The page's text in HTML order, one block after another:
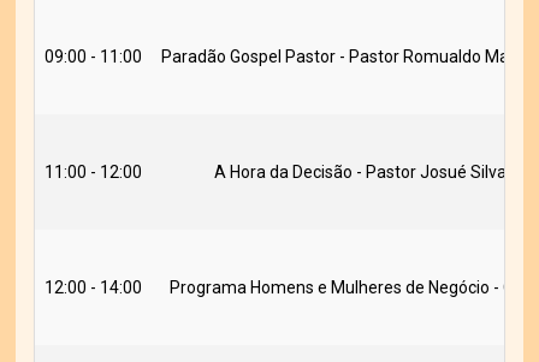
09:00 - 11:00 Paradão Gospel Pastor - Pastor Romualdo
11:00 - 12:00 A Hora da Decisão - Pastor Josué Silva
12:00 - 14:00 Programa Homens e Mulheres de Negócio -